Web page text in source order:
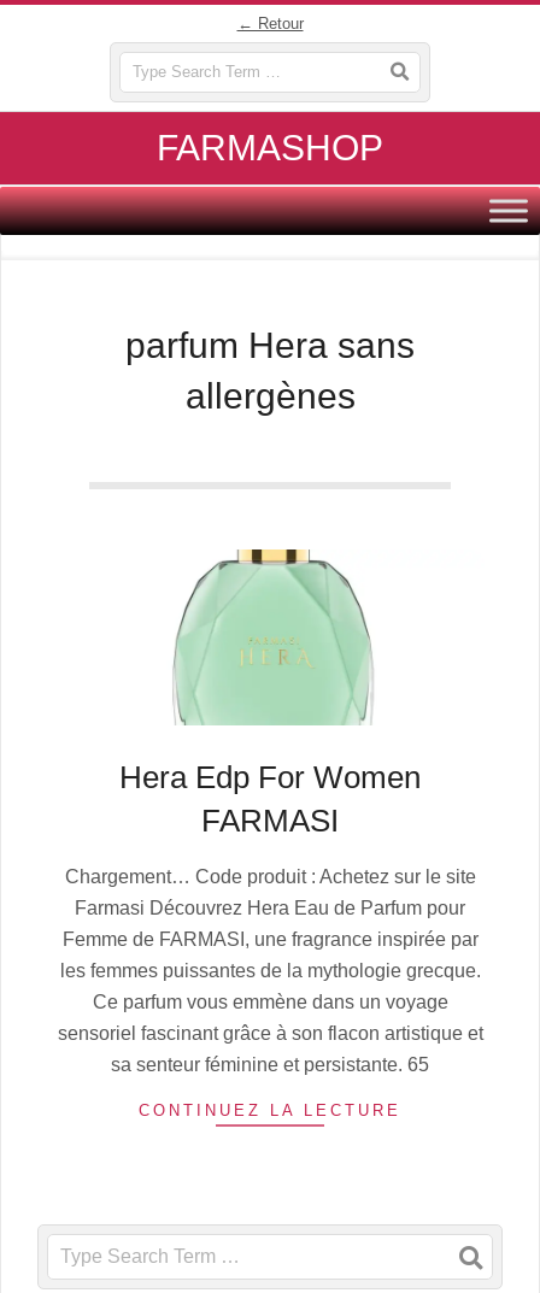
← Retour
FARMASHOP
Primary
Navigation
parfum Hera sans
allergènes
Hera Edp For Women
FARMASI
07-
Chargement… Code produit : Achetez sur le site
Farmasi Découvrez Hera Eau de Parfum pour
Femme de FARMASI, une fragrance inspirée par
les femmes puissantes de la mythologie grecque.
Ce parfum vous emmène dans un voyage
sensoriel fascinant grâce à son flacon artistique et
sa senteur féminine et persistante. 65
CONTINUEZ LA LECTURE
Search